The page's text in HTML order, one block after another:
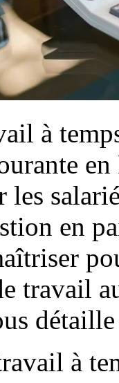
à
les
en
travail
à